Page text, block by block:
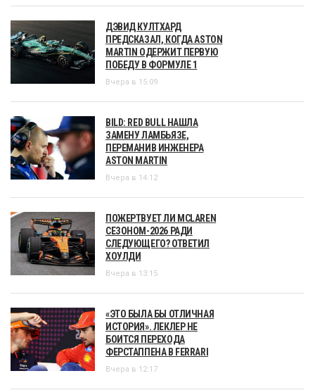
ДЭВИД КУЛТХАРД
ПРЕДСКАЗАЛ, КОГДА ASTON
MARTIN ОДЕРЖИТ ПЕРВУЮ
ПОБЕДУ В ФОРМУЛЕ 1
Вчера в 15:09
BILD: RED BULL НАШЛА
ЗАМЕНУ ЛАМБЬЯЗЕ,
ПЕРЕМАНИВ ИНЖЕНЕРА
ASTON MARTIN
Вчера в 14:12
ПОЖЕРТВУЕТ ЛИ MCLAREN
СЕЗОНОМ-2026 РАДИ
СЛЕДУЮЩЕГО? ОТВЕТИЛ
ХОУЛДИ
Вчера в 13:15
«ЭТО БЫЛА БЫ ОТЛИЧНАЯ
ИСТОРИЯ». ЛЕКЛЕР НЕ
БОИТСЯ ПЕРЕХОДА
ФЕРСТАППЕНА В FERRARI
Вчера в 12:17